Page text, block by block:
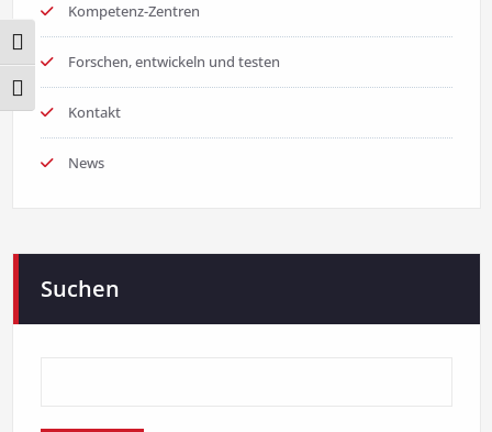
Umschalten auf hohe Kontraste
Schrift vergrößern
Kompetenz-Zentren
Forschen, entwickeln und testen
Kontakt
News
Suchen